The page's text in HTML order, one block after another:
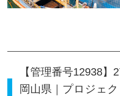
【管理番号12938】
岡山県｜プロジェ